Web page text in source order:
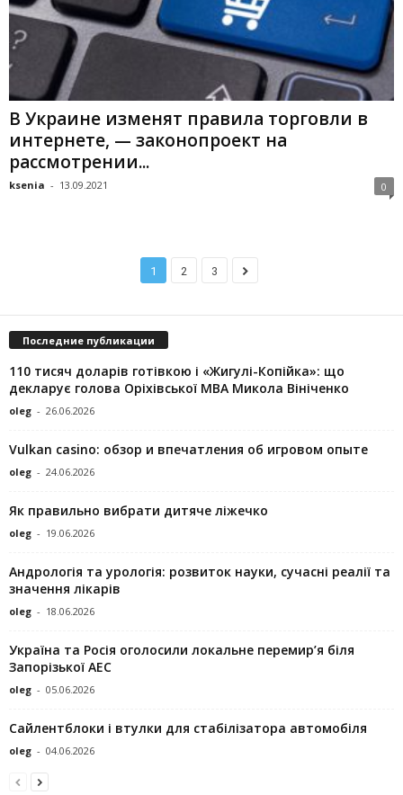
В Украине изменят правила торговли в
интернете, — законопроект на
рассмотрении...
ksenia - 13.09.2021 0
1 2 3
Последние публикации
110 тисяч доларів готівкою і «Жигулі-Копійка»: що
декларує голова Оріхівської МВА Микола Вініченко
oleg - 26.06.2026
Vulkan casino: обзор и впечатления об игровом опыте
oleg - 24.06.2026
Як правильно вибрати дитяче ліжечко
oleg - 19.06.2026
Андрологія та урологія: розвиток науки, сучасні реалії та
значення лікарів
oleg - 18.06.2026
Україна та Росія оголосили локальне перемир’я біля
Запорізької АЕС
oleg - 05.06.2026
Сайлентблоки і втулки для стабілізатора автомобіля
oleg - 04.06.2026